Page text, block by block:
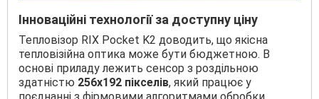
Інноваційні технології за доступну ціну
Тепловізор RIX Pocket K2 доводить, що якісна
тепловізійна оптика може бути бюджетною. В
основі приладу лежить сенсор з роздільною
здатністю 256x192 пікселів, який працює у
поєднанні з фірмовими алгоритмами обробки